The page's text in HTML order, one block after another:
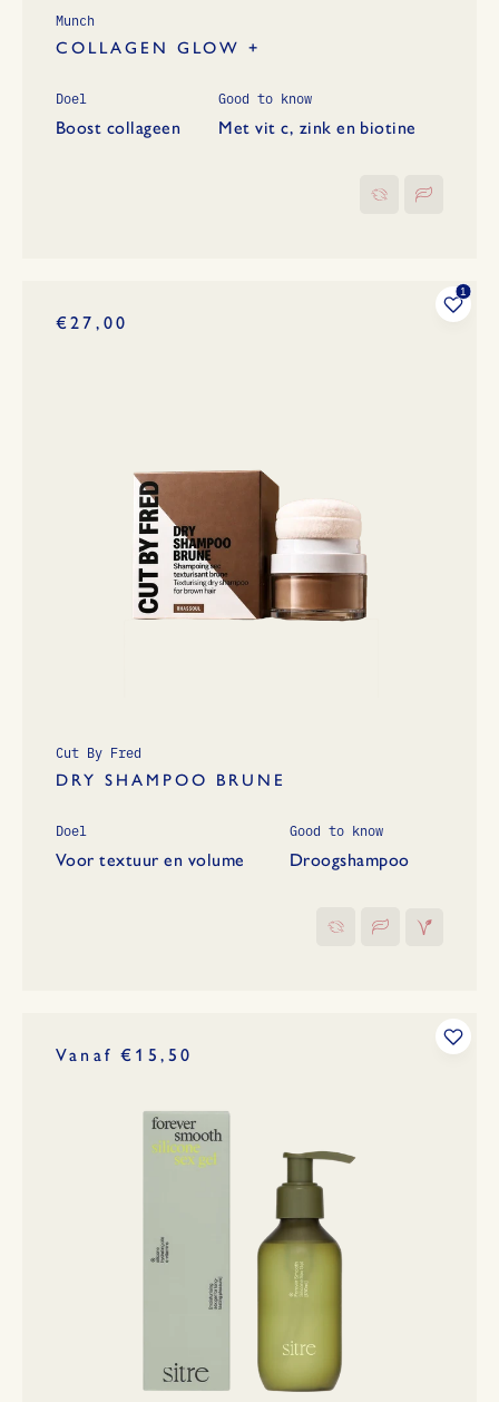
Munch
COLLAGEN GLOW +
Doel
Boost collageen
Good to know
Met vit c, zink en biotine
Cut By Fred
DRY SHAMPOO BRUNE
€27,00
Doel
Voor textuur en volume
Good to know
Droogshampoo
Vanaf €15,50